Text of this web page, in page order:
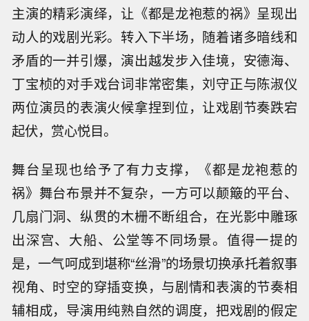
主演的精彩演绎，让《都是龙袍惹的祸》呈现出
动人的戏剧光彩。转入下半场，随着诸多暗线和
矛盾的一并引爆，演出越发步入佳境，安德海、
丁宝桢的对手戏台词非常密集，刘守正与陈淑仪
两位演员的表演火候拿捏到位，让戏剧节奏跌宕
起伏，赏心悦目。
舞台呈现也给予了有力支撑，《都是龙袍惹的
祸》舞台布景并不复杂，一方可以颠簸的平台、
几扇门洞、纵贯的木栅不断组合，在光影中雕琢
出深宫、大船、公堂等不同场景。值得一提的
是，一气呵成到堪称“丝滑”的场景切换承托着叙事
视角、时空的穿插变换，与剧情和表演的节奏相
辅相成，导演用纯熟自然的调度，把戏剧的假定